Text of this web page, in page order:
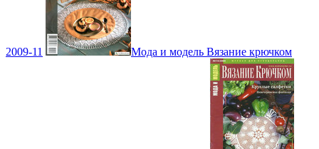
2009-11 Мода и модель Вязание крючком